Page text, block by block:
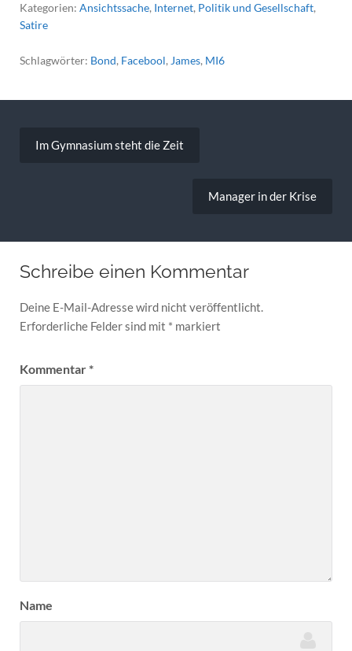
Kategorien: Ansichtssache, Internet, Politik und Gesellschaft,
Satire
Schlagwörter: Bond, Facebool, James, MI6
Im Gymnasium steht die Zeit
Manager in der Krise
Schreibe einen Kommentar
Deine E-Mail-Adresse wird nicht veröffentlicht.
Erforderliche Felder sind mit * markiert
Kommentar*
Name